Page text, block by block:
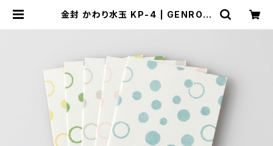
金封 かわり水玉 KP-4 | GENRO｜